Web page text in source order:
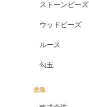
ストーンビーズ
ウッドビーズ
ルース
勾玉
念珠